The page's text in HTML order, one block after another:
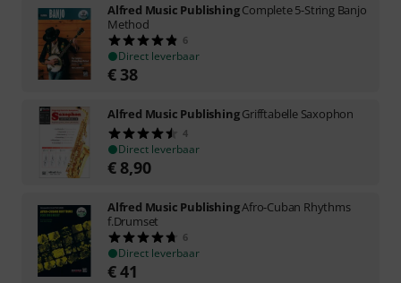
Alfred Music PublishingComplete 5-String Banjo
Method
6
Direct leverbaar
€ 38
Alfred Music PublishingGrifftabelle Saxophon
4
Direct leverbaar
€ 8,90
Alfred Music PublishingAfro-Cuban Rhythms
f.Drumset
6
Direct leverbaar
€41